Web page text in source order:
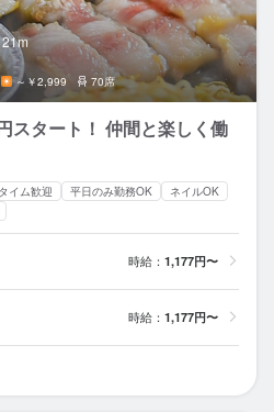
～￥2,999 70席
スタート！ 仲間と楽しく働
イム歓迎 平日のみ勤務OK
ネイルOK
時給： 1,177円〜
時給： 1,177円〜